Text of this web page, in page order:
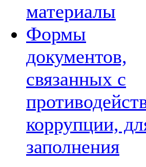
материалы
Формы
документов,
связанных с
коррупции,
заполнения